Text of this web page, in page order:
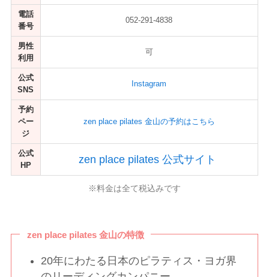
電話
番号
052-291-4838
男性
利用
可
公式
SNS
Instagram
予約
ペー
ジ
zen place pilates 金山の予約はこちら
公式
HP
zen place pilates 公式サイト
※料金は全て税込みです
zen place pilates 金山の特徴
20年にわたる日本のピラティス・ヨガ界